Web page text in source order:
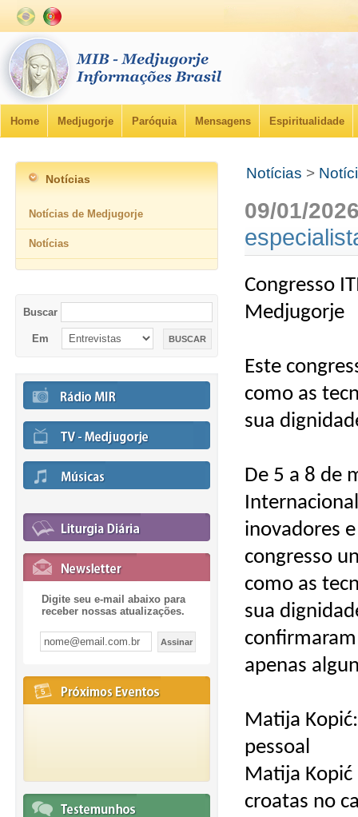
Home Medjugorje Paróquia Mensagens Espiritualidade
Notícias >
09/01/
Congresso
Medjugorje
Este
como as
sua
De 5 a 8 de
inovadores
congresso
como as
sua
apenas
Matija
pessoal
Matija
croatas no
Notícias
Notícias de Medjugorje
Notícias
Buscar
Em
Digite seu e-mail abaixo para
receber nossas atualizações.